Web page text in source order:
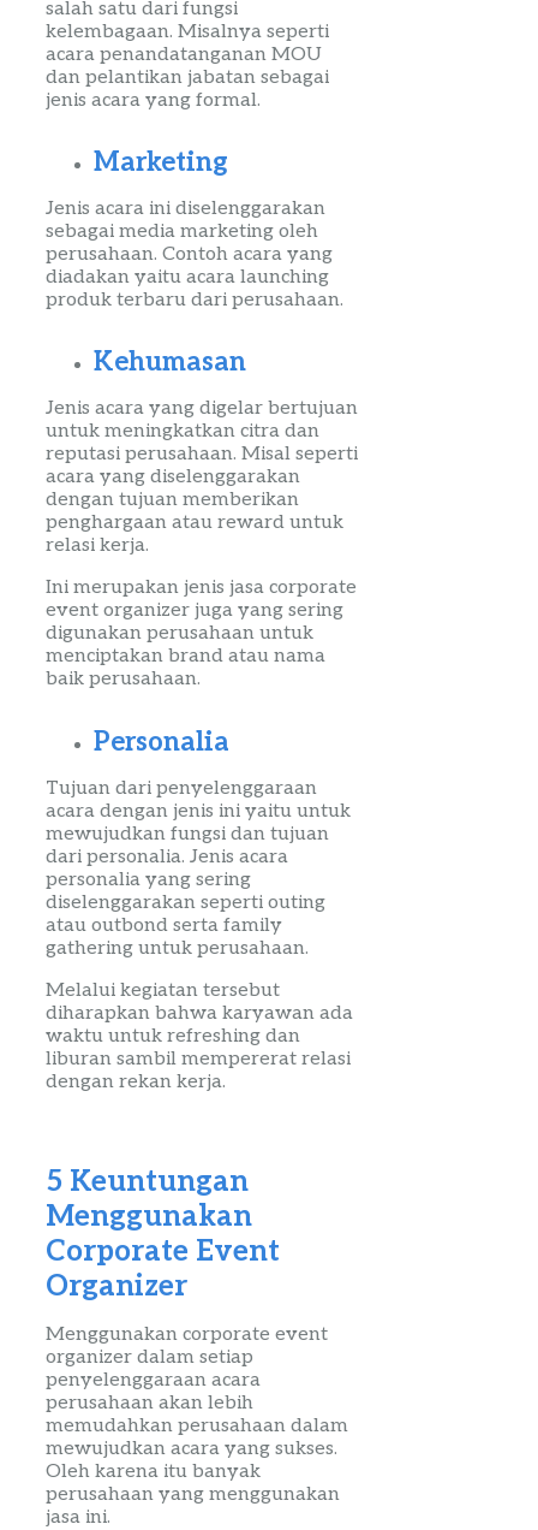
salah satu dari fungsi
kelembagaan. Misalnya seperti
acara penandatanganan MOU
dan pelantikan jabatan sebagai
jenis acara yang formal.
Marketing
Jenis acara ini diselenggarakan
sebagai media marketing oleh
perusahaan. Contoh acara yang
diadakan yaitu acara launching
produk terbaru dari perusahaan.
Kehumasan
Jenis acara yang digelar bertujuan
untuk meningkatkan citra dan
reputasi perusahaan. Misal seperti
acara yang diselenggarakan
dengan tujuan memberikan
penghargaan atau reward untuk
relasi kerja.
Ini merupakan jenis jasa corporate
event organizer juga yang sering
digunakan perusahaan untuk
menciptakan brand atau nama
baik perusahaan.
Personalia
Tujuan dari penyelenggaraan
acara dengan jenis ini yaitu untuk
mewujudkan fungsi dan tujuan
dari personalia. Jenis acara
personalia yang sering
diselenggarakan seperti outing
atau outbond serta family
gathering untuk perusahaan.
Melalui kegiatan tersebut
diharapkan bahwa karyawan ada
waktu untuk refreshing dan
liburan sambil mempererat relasi
dengan rekan kerja.
5 Keuntungan
Menggunakan
Corporate Event
Organizer
Menggunakan corporate event
organizer dalam setiap
penyelenggaraan acara
perusahaan akan lebih
memudahkan perusahaan dalam
mewujudkan acara yang sukses.
Oleh karena itu banyak
perusahaan yang menggunakan
jasa ini.